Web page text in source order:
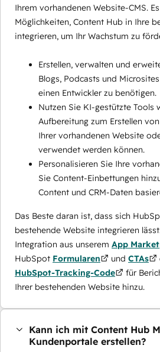
Ihrem vorhandenen Website-CMS.
Möglichkeiten, Content Hub in Ihre
integrieren, um Ihr Wachstum zu
Erstellen, verwalten und
Blogs, Podcasts und
einen Entwickler zu benötigen.
Nutzen Sie KI-gestützte Tools
Aufbereitung zum Erstellen
Ihrer vorhandenen Website
verwendet werden können.
Personalisieren Sie Ihre
Sie Content-Einbettungen
Content und CRM-Daten
Das Beste daran ist, dass sich
bestehende Website integrieren
Integration aus unserem App
HubSpot Formularen und CTAs
HubSpot-Tracking-Code
für
Ihrer bestehenden Website hinzu.
Kann ich mit Content Hub
Kundenportale erstellen?